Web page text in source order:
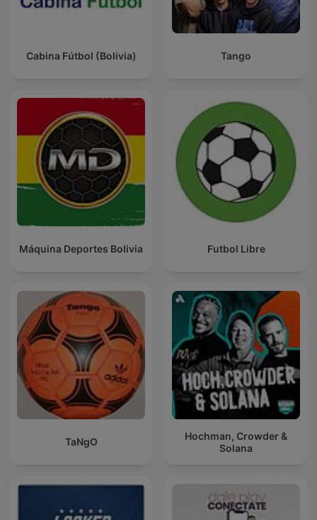
Cabina Fútbol (Bolivia) Tango
Máquina Deportes Bolivia Futbol Libre
TaNgO
Hochman, Crowder &
Solana